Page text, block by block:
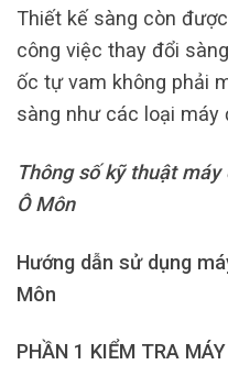
Thiết kế sàng còn
công việc thay đổi
ốc tự vam không phải
sàng như các loại máy
Thông số kỹ thuật
Ô Môn
Hướng dẫn sử dụng
Môn
PHẦN 1 KIỂM TRA